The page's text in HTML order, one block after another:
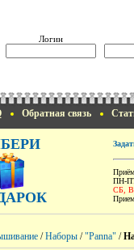
Логин
Обратная связь
ПН-
СБ,
/Наборы /"Panna" /